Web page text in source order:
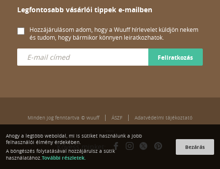
Legfontosabb vásárlói tippek e-mailben
Hozzájárulásom adom, hogy a Wuuff hírlevelet küldjön nekem
és tudom, hogy bármikor könnyen leiratkozhatok.
Feliratkozás
Minden jog fenntartva © wuuff ÁSZF Adatvédelmi tájékoztató
Kövess minket:
Ahogy a legtöbb weboldal, mi is sütiket használunk a jobb
felhasználói élmény érdekében.
A böngészés folytatásával hozzájárulsz a sütik
használatához.További részletek.
Bezárás